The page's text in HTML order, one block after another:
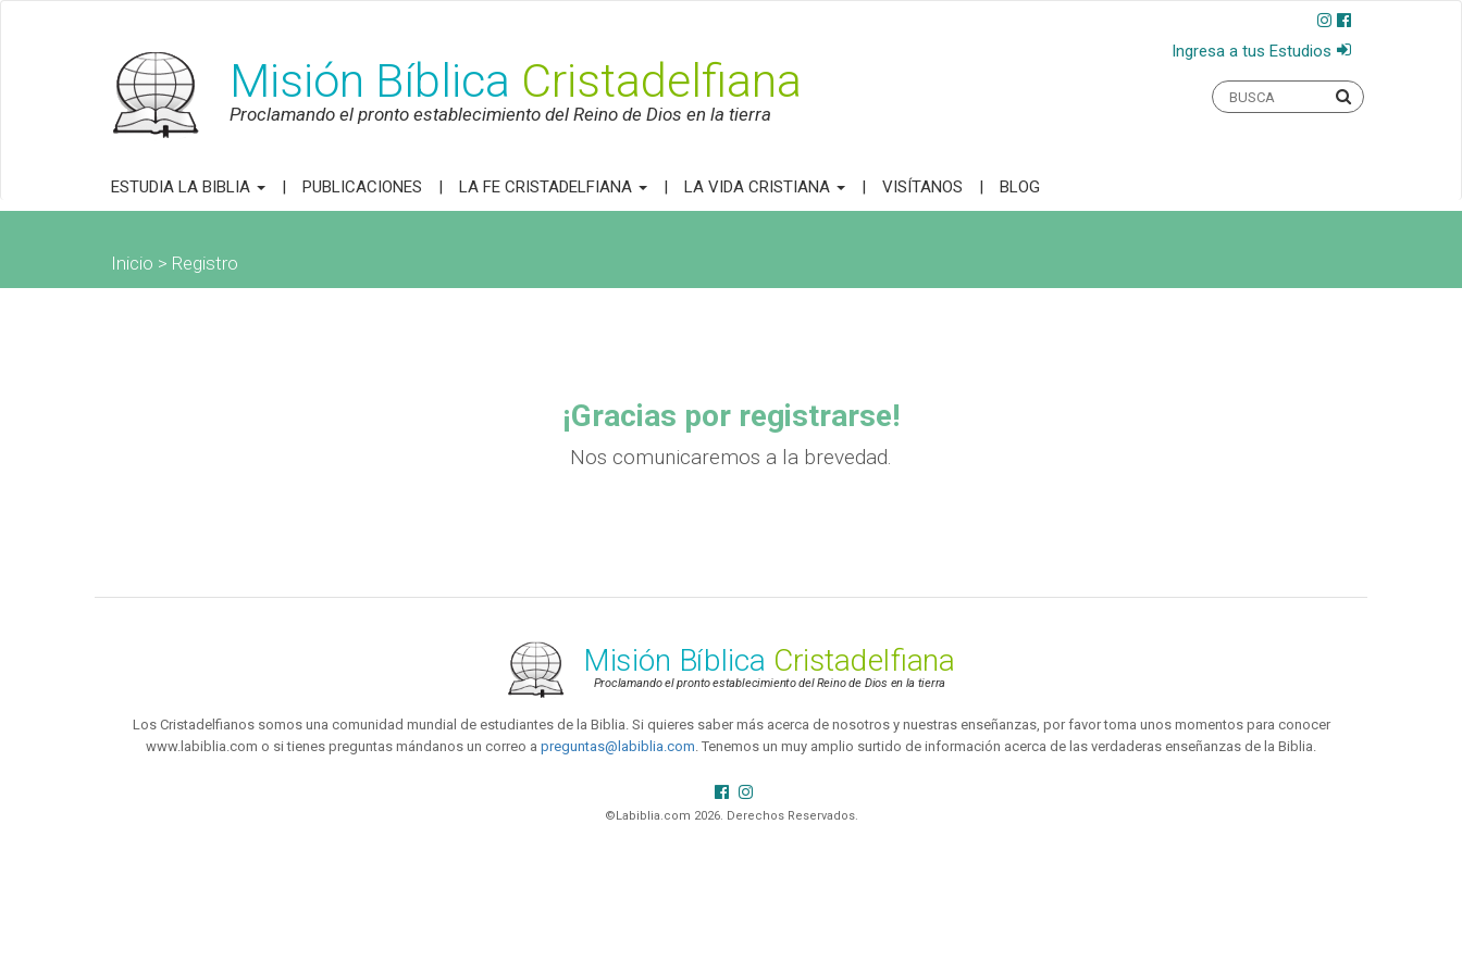
Misión Bíblica Cristadelfiana
Proclamando el pronto establecimiento del Reino de Dios en la tierra
Ingresa a tus Estudios
ESTUDIA LA BIBLIA PUBLICACIONES LA FE CRISTADELFIANA LA VIDA CRISTIANA VISÍTANOS BLOG
Inicio > Registro
¡Gracias por registrarse!
Nos comunicaremos a la brevedad.
Misión Bíblica Cristadelfiana
Proclamando el pronto establecimiento del Reino de Dios en la tierra
Los Cristadelfianos somos una comunidad mundial de estudiantes de la Biblia. Si quieres saber más acerca de nosotros y nuestras enseñanzas, por favor toma unos momentos para conocer
www.labiblia.com o si tienes preguntas mándanos un correo a preguntas@labiblia.com. Tenemos un muy amplio surtido de información acerca de las verdaderas enseñanzas de la Biblia.
©Labiblia.com 2026. Derechos Reservados.